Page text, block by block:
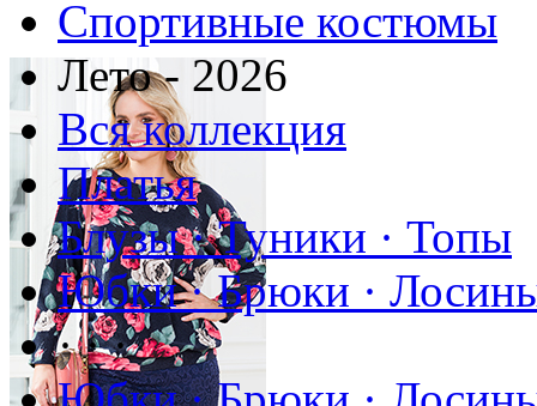
Спортивные костюмы
Лето - 2026
Вся коллекция
Платья
Блузы · Туники · Топы
Юбки · Брюки ·
· · ·